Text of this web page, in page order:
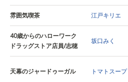
雰囲気喫茶 江戸キリエ
40歳からのハローワーク
ドラッグストア店員/志穂
坂口みく
天幕のジャードゥーガル トマトスープ